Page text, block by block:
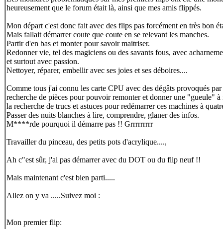
heureusement que le forum était là, ainsi que mes amis flippés.
Mon départ c'est donc fait avec des flips pas forcément en très bon
Mais fallait démarrer coute que coute en se relevant les manches.
Partir d'en bas et monter pour savoir maitriser.
Redonner vie, tel des magiciens ou des savants fous, avec
et surtout avec passion.
Nettoyer, réparer, embellir avec ses joies et ses déboires....
Comme tous j'ai connu les carte CPU avec des dégâts provoqués
recherche de pièces pour pouvoir remonter et donner une "gueule" à
la recherche de trucs et astuces pour redémarrer ces machines à
Passer des nuits blanches à lire, comprendre, glaner des infos.
M****rde pourquoi il démarre pas !! Grrrrrrrrr
Travailler du pinceau, des petits pots d'acrylique....,
Ah c"est sûr, j'ai pas démarrer avec du DOT ou du flip neuf !!
Mais maintenant c'est bien parti.....
Allez on y va .....Suivez moi :
Mon premier flip: